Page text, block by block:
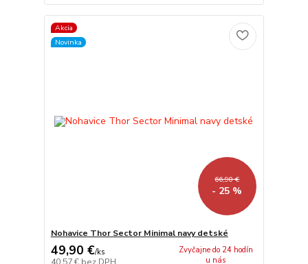
Akcia
Novinka
66,90 €
- 25 %
Nohavice Thor Sector Minimal navy detské
49,90 €/ks
Zvyčajne do 24 hodín
u nás